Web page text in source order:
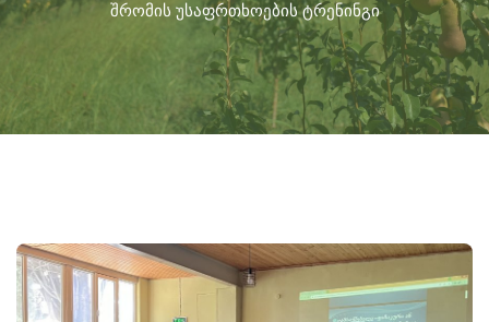
შრომის უსაფრთხოების ტრენინგი